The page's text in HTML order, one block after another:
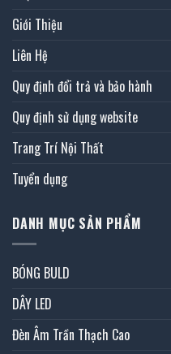
Giới Thiệu
Liên Hệ
Quy định đổi trả và bảo hành
Quy định sử dụng website
Trang Trí Nội Thất
Tuyển dụng
DANH MỤC SẢN PHẨM
BÓNG BULD
DÂY LED
Đèn Âm Trần Thạch Cao